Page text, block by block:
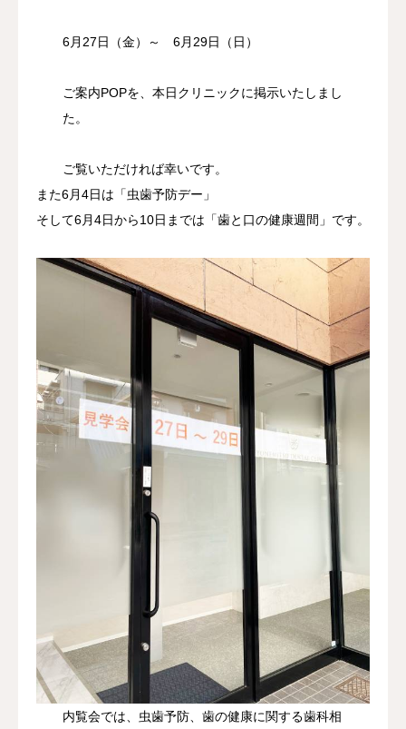
6月27日（金）～ 6月29日（日）
ご案内POPを、本日クリニックに掲示いたしまし
た。
ご覧いただければ幸いです。
また6月4日は「虫歯予防デー」
そして6月4日から10日までは「歯と口の健康週間」です。
内覧会では、虫歯予防、歯の健康に関する歯科相